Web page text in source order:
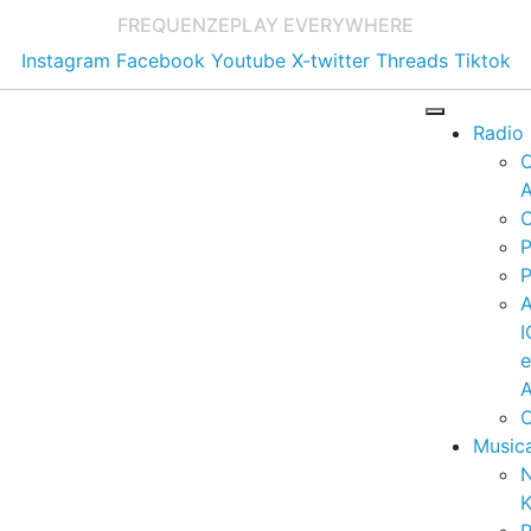
FREQUENZEPLAY EVERYWHERE
Instagram Facebook Youtube X-twitter Threads Tiktok
Radio
e